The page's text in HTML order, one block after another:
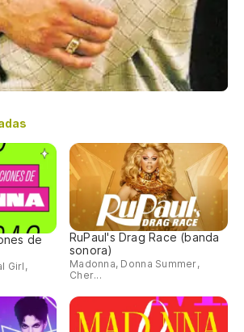
de
Girl,
RuPaul's Drag Race (banda
sonora)
Madonna, Donna Summer,
Cher...